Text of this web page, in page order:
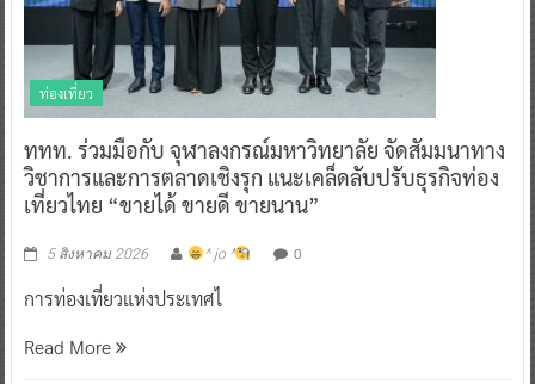
ท่องเที่ยว
ททท. ร่วมมือกับ จุฬาลงกรณ์มหาวิทยาลัย จัดสัมมนาทาง
วิชาการและการตลาดเชิงรุก แนะเคล็ดลับปรับธุรกิจท่อง
เที่ยวไทย “ขายได้ ขายดี ขายนาน”
5 สิงหาคม 2026 ^ jo ^ 0
การท่องเที่ยวแห่งประเทศไ
Read More